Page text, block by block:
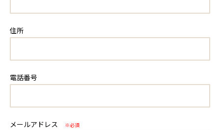
住所
電話番号
メールアドレス ※必須